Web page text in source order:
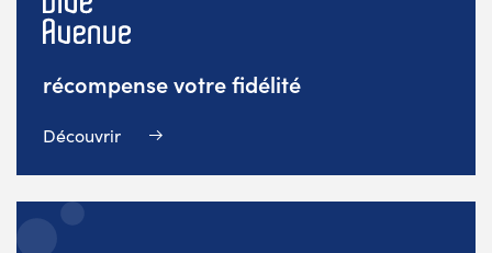
récompense votre fidélité
Découvrir